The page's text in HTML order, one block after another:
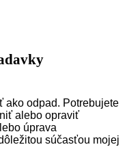
ako odpad. Potrebujete
alebo opraviť
úprava
súčasťou mojej